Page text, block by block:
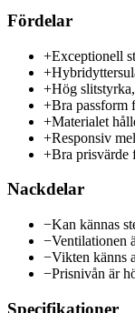
Fördelar
+Exceptionell
+
+Hög
+Bra passform
+Materialet
+Responsiv
+Bra prisvärde
Nackdelar
−Kan kännas
−Ventilationen
−Vikten känns
−Prisnivån är
Specifikationer